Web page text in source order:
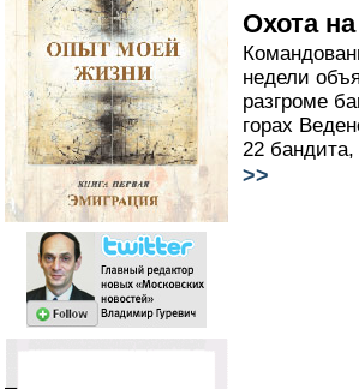
Охота
недели
разгроме
горах
22
>>